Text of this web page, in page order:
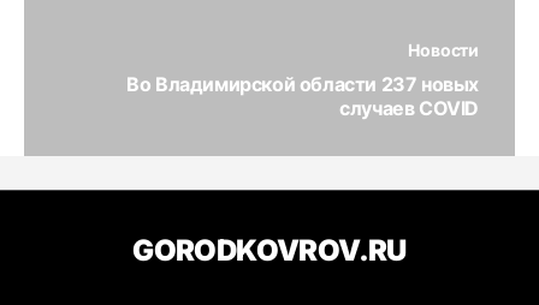
Новости
Во Владимирской области 237 новых
случаев COVID
GORODKOVROV.RU